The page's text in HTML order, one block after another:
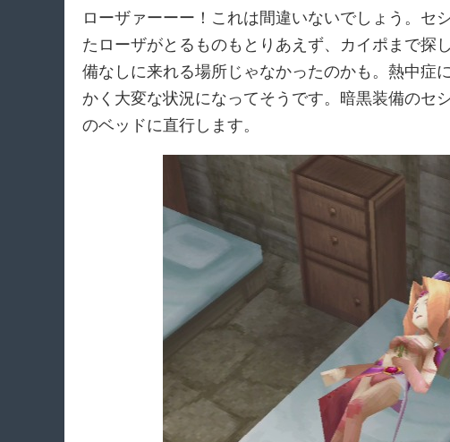
ローザァーーー！これは間違いないでしょう。セ
たローザがとるものもとりあえず、カイポまで探
備なしに来れる場所じゃなかったのかも。熱中症
かく大変な状況になってそうです。暗黒装備のセ
のベッドに直行します。